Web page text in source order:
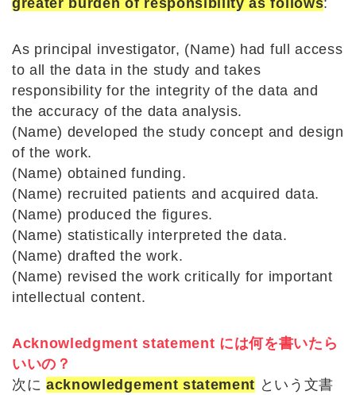
As principal investigator, (Name) had full access
to all the data in the study and takes
responsibility for the integrity of the data and
the accuracy of the data analysis.
(Name) developed the study concept and design
of the work.
(Name) obtained funding.
(Name) recruited patients and acquired data.
(Name) produced the figures.
(Name) statistically interpreted the data.
(Name) drafted the work.
(Name) revised the work critically for important
intellectual content.
Acknowledgment statement には何を書いたら
いいの？
次にacknowledgement statement という文書